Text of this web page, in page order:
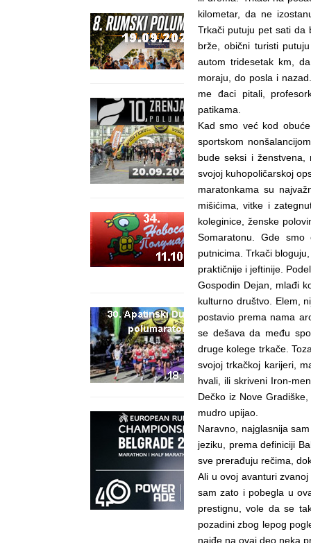
kilometar, da ne
Trkači putuju pet sati da
brže, obični turisti
autom tridesetak km,
moraju, do posla i
me đaci pitali,
patikama.
Kad smo već kod
sportskom
bude seksi i ženstvena,
svojoj kuhopoličarskoj
maratonkama su
mišićima, vitke i
koleginice, ženske
Somaratonu. Gde
putnicima. Trkači
praktičnije i jeftinije.
Gospodin Dejan, mlađi
kulturno društvo. Elem,
postavio prema nama
se dešava da među
druge kolege trkače.
svojoj trkačkoj karijeri,
hvali, ili skriveni Iron-
Dečko iz Nove
mudro upijao.
Naravno, najglasnija
jeziku, prema definiciji
sve prerađuju rečima,
Ali u ovoj avanturi
sam zato i pobegla u
prestignu, vole da se
pozadini zbog lepog
naiđe na ovaj deo neka